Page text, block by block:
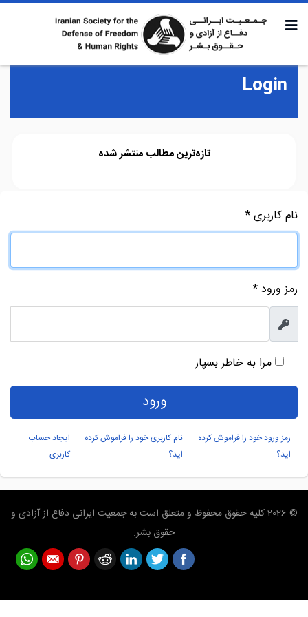
Login
تازه‌ترین مطالب منتشر شده
نام کاربری*
رمز ورود*
نمایش
مرا به خاطر بسپار
ورود
رمز ورود خود را فراموش کرده
اید؟
نام کاربری خود را فراموش کرده
اید؟
ایجاد حساب
کاربری
© 2026 کلیه حقوق محفوظ و متعلق است به جمعیت ایرانی دفاع از آزادی و
حقوق بشر.